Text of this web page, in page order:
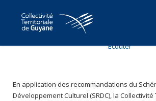
Ecouter
En application des recommandations du
Développement Culturel (SRDC), la